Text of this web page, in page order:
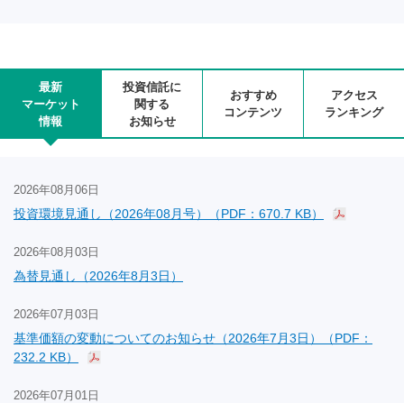
最新
マーケット
情報
投資信託に
関する
お知らせ
おすすめ
コンテンツ
アクセス
ランキング
2026年08月06日
投資環境見通し（2026年08月号）（PDF：670.7 KB）
2026年08月03日
為替見通し（2026年8月3日）
2026年07月03日
基準価額の変動についてのお知らせ（2026年7月3日）（PDF：
232.2 KB）
2026年07月01日